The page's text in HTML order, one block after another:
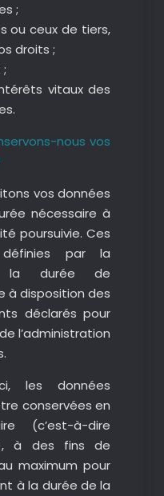
;
ou ceux de tiers,
droits ;
vitaux des
nous vos
vos données
nécessaire à
poursuivie. Ces
par la
la durée de
à disposition des
déclarés pour
l’administration
les données
conservées en
(c’est-à-dire
à des fins de
maximum pour
à la durée de la